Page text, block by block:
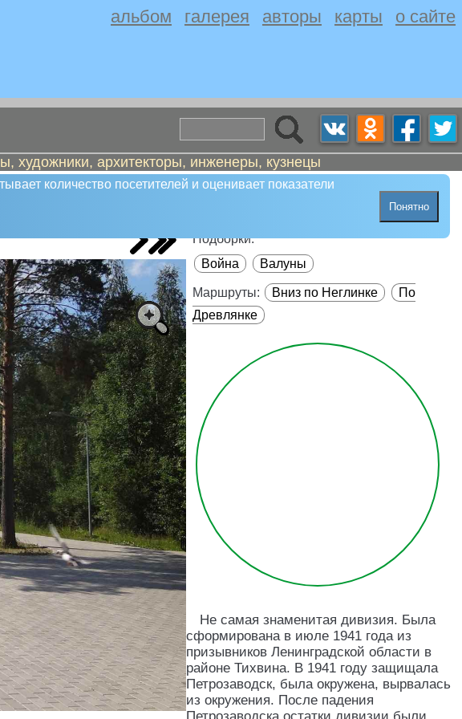
альбом галерея авторы карты о сайте
художники, архитекторы, инженеры, кузнецы
количество посетителей и оценивает показатели
Понятно
Подборки:
Война
Валуны
Маршруты: Вниз по Неглинке
По
Древлянке
Не самая знаменитая дивизия. Была
сформирована в июле 1941 года из
призывников Ленинградской области в
районе Тихвина. В 1941 году защищала
Петрозаводск, была окружена, вырвалась
из окружения. После падения